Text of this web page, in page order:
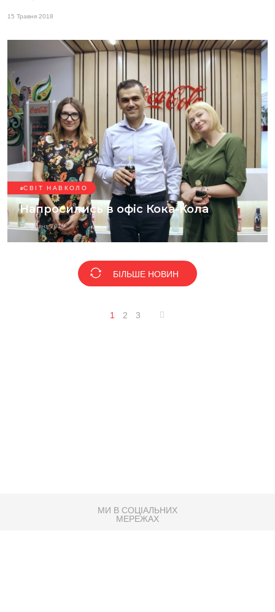
15 Травня 2018
СВІТ НАВКОЛО
Напросились в офіс Кока-Кола
11 Травня 2018
БІЛЬШЕ НОВИН
1 2 3
МИ В СОЦІАЛЬНИХ
МЕРЕЖАХ